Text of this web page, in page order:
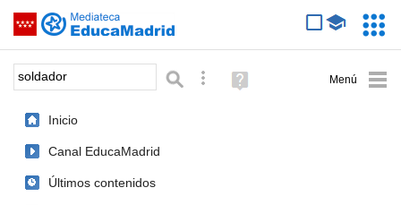
Saltar navegación
Palabra o frase: Búsqueda avanzada
Ayuda
(en
Inicio
Canal EducaMadrid
Últimos contenidos